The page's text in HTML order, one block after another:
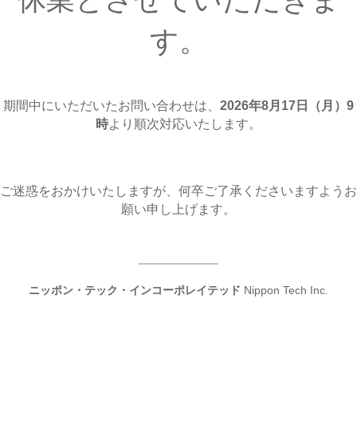
す。
期間中にいただいたお問い合わせは、 2026年8月17日（月 ）9
時より順次対応いたします。
ご迷惑をおかけいたしますが、何卒ご了承くださいますようお
願い申し上げます。
ニッポン・テック・インコーポレイテッド Nippon Tech Inc.